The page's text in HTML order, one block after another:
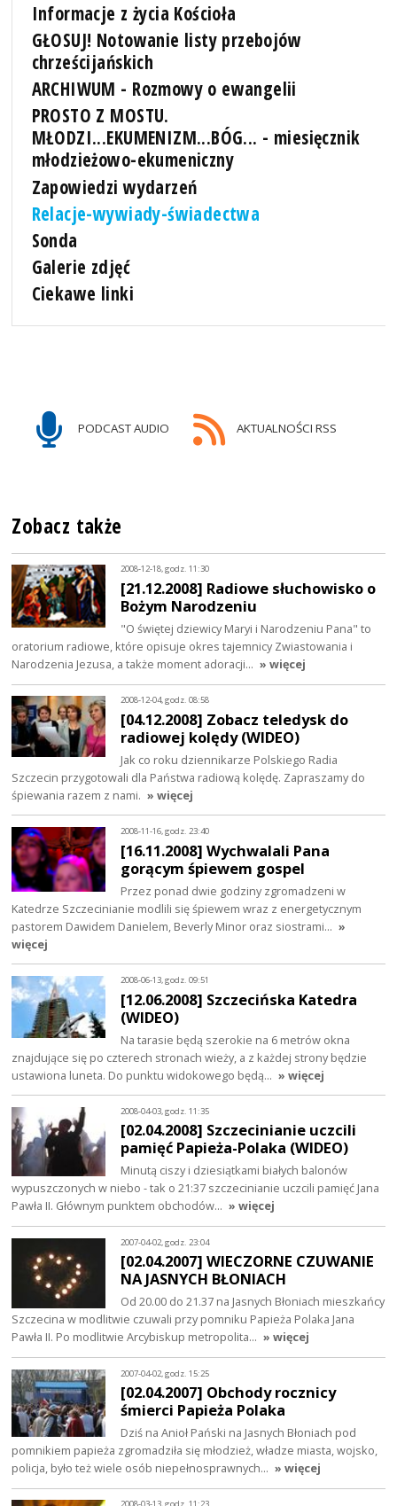
Informacje z życia Kościoła
GŁOSUJ! Notowanie listy przebojów
chrześcijańskich
ARCHIWUM - Rozmowy o ewangelii
PROSTO Z MOSTU.
MŁODZI...EKUMENIZM...BÓG... - miesięcznik
młodzieżowo-ekumeniczny
Zapowiedzi wydarzeń
Relacje-wywiady-świadectwa
Sonda
Galerie zdjęć
Ciekawe linki
PODCAST AUDIO AKTUALNOŚCI RSS
Zobacz także
2008-12-18, godz. 11:30
[21.12.2008] Radiowe słuchowisko o
Bożym Narodzeniu
"O świętej dziewicy Maryi i Narodzeniu Pana" to
oratorium radiowe, które opisuje okres tajemnicy Zwiastowania i
Narodzenia Jezusa, a także moment adoracji… » więcej
2008-12-04, godz. 08:58
[04.12.2008] Zobacz teledysk do
radiowej kolędy (WIDEO)
Jak co roku dziennikarze Polskiego Radia
Szczecin przygotowali dla Państwa radiową kolędę. Zapraszamy do
śpiewania razem z nami. » więcej
2008-11-16, godz. 23:40
[16.11.2008] Wychwalali Pana
gorącym śpiewem gospel
Przez ponad dwie godziny zgromadzeni w
Katedrze Szczecinianie modlili się śpiewem wraz z energetycznym
pastorem Dawidem Danielem, Beverly Minor oraz siostrami… »
więcej
2008-06-13, godz. 09:51
[12.06.2008] Szczecińska Katedra
(WIDEO)
Na tarasie będą szerokie na 6 metrów okna
znajdujące się po czterech stronach wieży, a z każdej strony będzie
ustawiona luneta. Do punktu widokowego będą… » więcej
2008-04-03, godz. 11:35
[02.04.2008] Szczecinianie uczcili
pamięć Papieża-Polaka (WIDEO)
Minutą ciszy i dziesiątkami białych balonów
wypuszczonych w niebo - tak o 21:37 szczecinianie uczcili pamięć Jana
Pawła II. Głównym punktem obchodów… » więcej
2007-04-02, godz. 23:04
[02.04.2007] WIECZORNE CZUWANIE
NA JASNYCH BŁONIACH
Od 20.00 do 21.37 na Jasnych Błoniach mieszkańcy
Szczecina w modlitwie czuwali przy pomniku Papieża Polaka Jana
Pawła II. Po modlitwie Arcybiskup metropolita… » więcej
2007-04-02, godz. 15:25
[02.04.2007] Obchody rocznicy
śmierci Papieża Polaka
Dziś na Anioł Pański na Jasnych Błoniach pod
pomnikiem papieża zgromadziła się młodzież, władze miasta, wojsko,
policja, było też wiele osób niepełnosprawnych… » więcej